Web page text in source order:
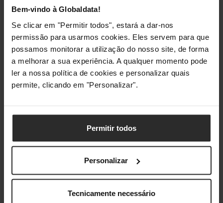
Bem-vindo à Globaldata!
Se clicar em "Permitir todos", estará a dar-nos
permissão para usarmos cookies. Eles servem para que
possamos monitorar a utilização do nosso site, de forma
a melhorar a sua experiência. A qualquer momento pode
ler a nossa política de cookies e personalizar quais
permite, clicando em "Personalizar".
Permitir todos
Personalizar
Tecnicamente necessário
que mesmo as extremidades dos perfis e furos
para proteção a longo prazo. O processo de pós-
anodização como último passo também evita ter
raspas/arranhões afiados assegurando uma
configuração segura do seu novo cockpit.
PÉS DE ABSORÇÃO NLR AJUSTÁVEIS EM
Os pisos irregulares nunca devem estragar a sua
mente quando concebemos os nossos pés de
ajuste de altura, permitindo ajustes
independentes para a altura de cada canto do